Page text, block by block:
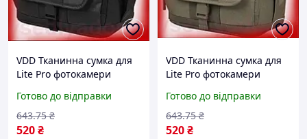
VDD Тканинна сумка для
Lite Pro фотокамери
для цифрової дзеркальної
фотокамери VDD11-S
Готово до відправки
520₴
643.75 ₴
VDD Тканинна сумка для
Lite Pro фотокамери
цифрової дзеркальної
фотокамери та захи
VDD11-S
Готово до відправки
520₴
643.75 ₴